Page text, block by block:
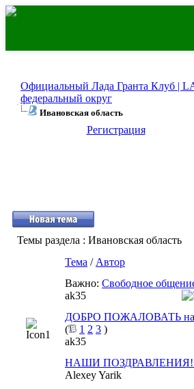
Официальный Лада Гранта Клуб |
федеральный округ
Ивановская область
Регистрация
Темы раздела : Ивановская область
Тема / Автор
Важно: Свободное
ak35
ДОБРО ПОЖАЛОВАТЬ на
(
1 2 3 )
ak35
НАШИ
Alexey Yarik